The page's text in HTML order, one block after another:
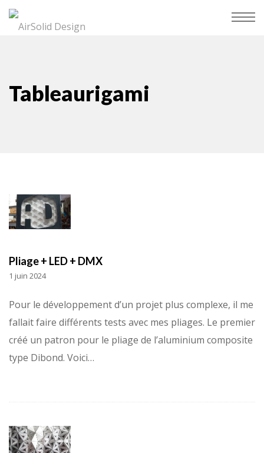
Tableaurigami
Pliage + LED + DMX
1 juin 2024
Pour le développement d’un projet plus complexe, il me
fallait faire différents tests avec mes pliages. Le premier
créé un patron pour le pliage de l’aluminium composite
type Dibond. Voici…